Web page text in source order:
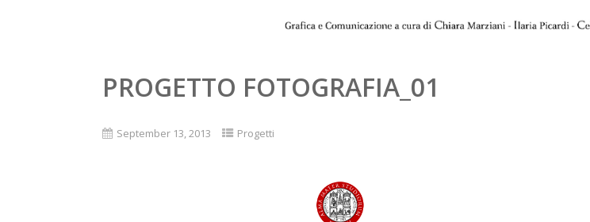
PROGETTO FOTOGRAFIA_01
September 13, 2013 Progetti